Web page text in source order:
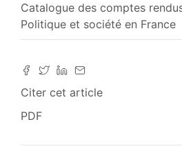
Catalogue des comptes
Politique et société en France
Citer cet article
PDF